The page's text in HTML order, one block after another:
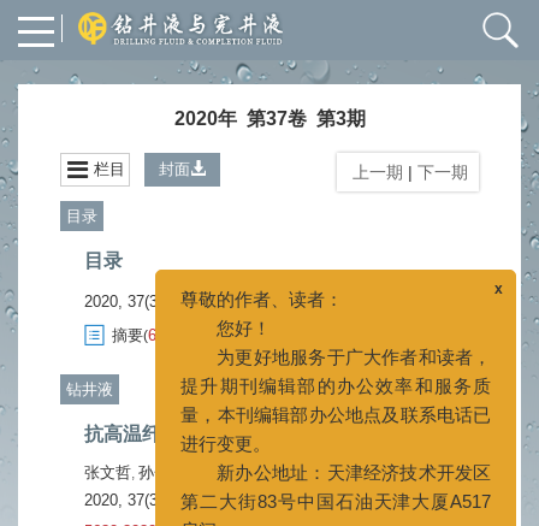
2020年 第37卷 第3期
栏目 封面 上一期 | 下一期
目录
目录
2020, 37(3).
摘要(633 PDF (622KB)
钻井液
抗高温纤维强化凝胶颗粒堵漏剂
张文哲, 孙金声 白英睿,李伟,王波, 吕开河
2020, 37(3): 269-274.doi:10.3969/j.issn.1001-
尊敬的作者、读者：
您好！
为更好地服务于广大作者和读者，
提升期刊编辑部的办公效率和服务质
量，本刊编辑部办公地点及联系电话已
进行变更。
新办公地址：天津经济技术开发区
第二大街83号中国石油天津大厦A517
房间